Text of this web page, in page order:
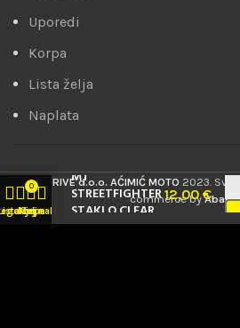
Uporedi
Korpa
Lista želja
Naplata
PRODRIVE d.o.o. AĆIMIĆ MOTO 2023. Sva
commerce by
MT
STREETFIGHTER
STAKLO CLEAR
12,00€
želja
0
Korpa
Moj nalog